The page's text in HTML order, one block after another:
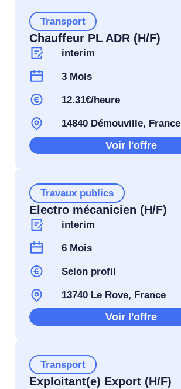
Transport
Chauffeur PL ADR (H/F)
interim
3 Mois
12.31€/heure
14840 Démouville, France
Voir l'offre
Travaux publics
Electro mécanicien (H/F)
interim
6 Mois
Selon profil
13740 Le Rove, France
Voir l'offre
Transport
Exploitant(e) Export (H/F)